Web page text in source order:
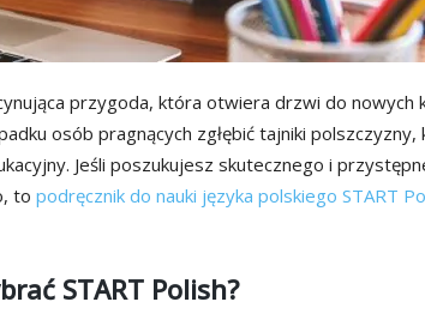
przygoda, która otwiera drzwi do nowych
osób pragnących zgłębić tajniki
Jeśli poszukujesz skutecznego i
to podręcznik do nauki języka polskiego START
START Polish?